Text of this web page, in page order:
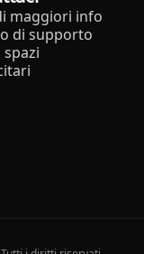
maggiori info
di supporto